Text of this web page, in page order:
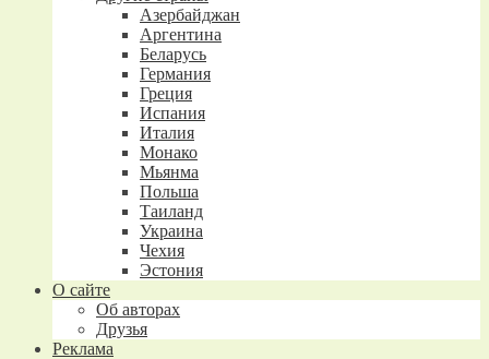
Азербайджан
Аргентина
Беларусь
Германия
Греция
Испания
Италия
Монако
Мьянма
Польша
Таиланд
Украина
Чехия
Эстония
О сайте
Об авторах
Друзья
Реклама